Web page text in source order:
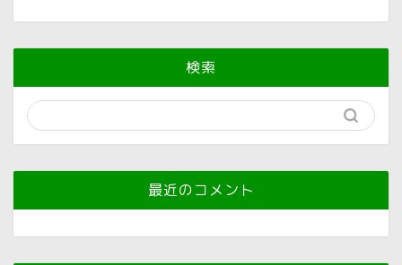
検索
最近のコメント